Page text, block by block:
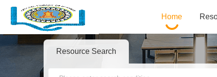
Home
Resource Search